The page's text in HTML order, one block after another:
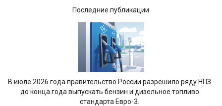
Последние публикации
В июле 2026 года правительство России разрешило ряду НПЗ
до конца года выпускать бензин и дизельное топливо
стандарта Евро-3.